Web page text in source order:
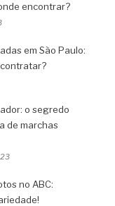
encontrar?
em São Paulo:
o segredo
de marchas
no ABC: